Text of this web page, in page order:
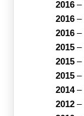
2016–
2016–
2016–
2015–
2015–
2015–
2014–
2012–